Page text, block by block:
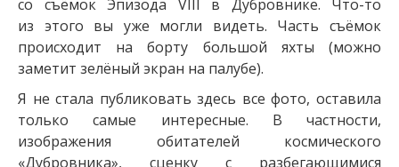
со съёмок Эпизода VIII в Дубровнике. Что-то
из этого вы уже могли видеть. Часть съёмок
происходит на борту большой яхты (можно
заметит зелёный экран на палубе).
Я не стала публиковать здесь все фото, оставила
только самые интересные. В частности,
изображения обитателей космического
«Дубровника», сценку с разбегающимися